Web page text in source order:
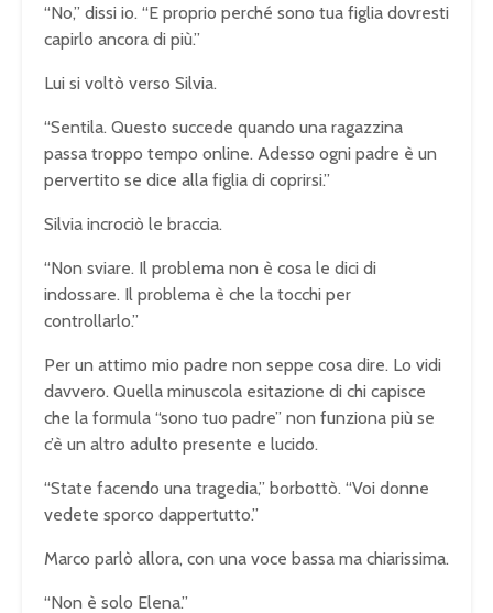
“No,” dissi io. “E proprio perché sono tua figlia dovresti
capirlo ancora di più.”
Lui si voltò verso Silvia.
“Sentila. Questo succede quando una ragazzina
passa troppo tempo online. Adesso ogni padre è un
pervertito se dice alla figlia di coprirsi.”
Silvia incrociò le braccia.
“Non sviare. Il problema non è cosa le dici di
indossare. Il problema è che la tocchi per
controllarlo.”
Per un attimo mio padre non seppe cosa dire. Lo vidi
davvero. Quella minuscola esitazione di chi capisce
che la formula “sono tuo padre” non funziona più se
c’è un altro adulto presente e lucido.
“State facendo una tragedia,” borbottò. “Voi donne
vedete sporco dappertutto.”
Marco parlò allora, con una voce bassa ma chiarissima.
“Non è solo Elena.”